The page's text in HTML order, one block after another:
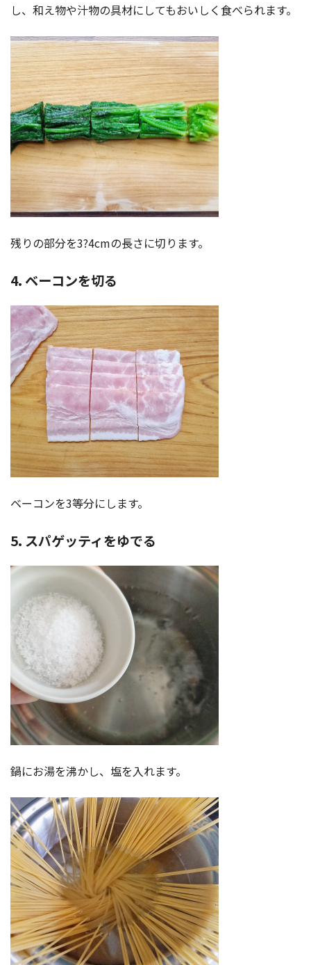
し、和え物や汁物の具材にしてもおいしく食べられます。
残りの部分を3?4cmの長さに切ります。
4. ベーコンを切る
ベーコンを3等分にします。
5. スパゲッティをゆでる
鍋にお湯を沸かし、塩を入れます。